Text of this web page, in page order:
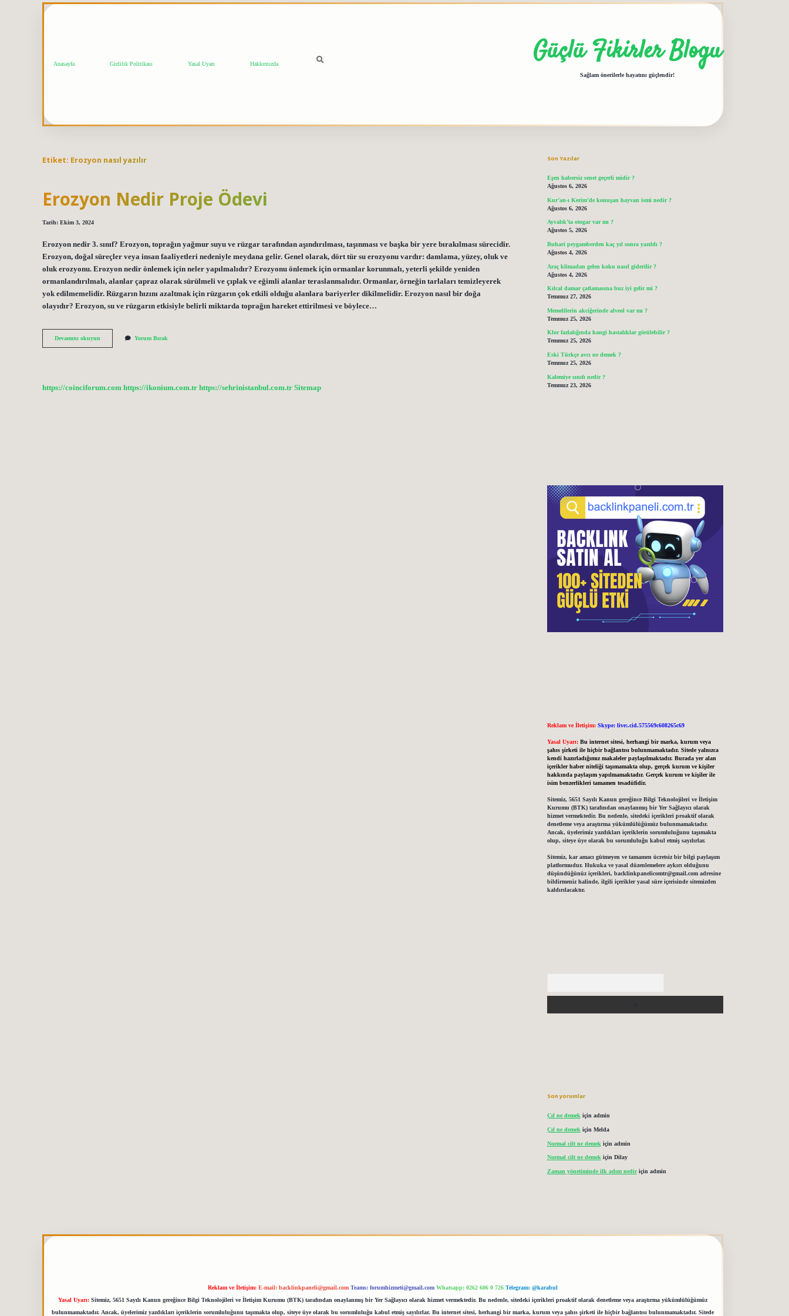
Anasayfa Gizlilik Politikası Yasal Uyarı Hakkımızda Güçlü Fikirler Blogu
Sağlam önerilerle hayatını güçlendir!
Etiket: Erozyon nasıl yazılır
Erozyon Nedir Proje Ödevi
Tarih: Ekim 3, 2024
Erozyon nedir 3. sınıf? Erozyon, toprağın yağmur suyu ve rüzgar tarafından aşındırılması, taşınması ve başka bir yere bırakılması sürecidir.
Erozyon, doğal süreçler veya insan faaliyetleri nedeniyle meydana gelir. Genel olarak, dört tür su erozyonu vardır: damlama, yüzey, oluk ve
oluk erozyonu. Erozyon nedir önlemek için neler yapılmalıdır? Erozyonu önlemek için ormanlar korunmalı, yeterli şekilde yeniden
ormanlandırılmalı, alanlar çapraz olarak sürülmeli ve çıplak ve eğimli alanlar teraslanmalıdır. Ormanlar, örneğin tarlaları temizleyerek
yok edilmemelidir. Rüzgarın hızını azaltmak için rüzgarın çok etkili olduğu alanlara bariyerler dikilmelidir. Erozyon nasıl bir doğa
olayıdır? Erozyon, su ve rüzgarın etkisiyle belirli miktarda toprağın hareket ettirilmesi ve böylece…
Devamını okuyun
Nedir
Yorum Bırak
https://coinciforum.com https://ikonium.com.tr https://sehrinistanbul.com.tr Sitemap
Son Yazılar
Eşen habersiz senet geçerli midir ?
Ağustos 6, 2026
Kur’an-ı Kerim’de konuşan hayvan ismi nedir ?
Ağustos 6, 2026
Ayvalık’ta otogar var mı ?
Ağustos 5, 2026
Buhari peygamberden kaç yıl sonra yazıldı ?
Ağustos 4, 2026
Araç klimadan gelen koku nasıl giderilir ?
Ağustos 4, 2026
Kılcal damar çatlamasına buz iyi gelir mi ?
Temmuz 27, 2026
Memelilerin akciğerinde alveol var mı ?
Temmuz 25, 2026
Klor fazlalığında hangi hastalıklar görülebilir ?
Temmuz 25, 2026
Eski Türkçe avcı ne demek ?
Temmuz 25, 2026
Kalemiye sınıfı nedir ?
Temmuz 23, 2026
Reklam ve İletişim: Skype: live:.cid.575569c608265c69
Yasal Uyarı: Bu internet sitesi, herhangi bir marka, kurum veya
şahıs şirketi ile hiçbir bağlantısı bulunmamaktadır. Sitede yalnızca
kendi hazırladığımız makaleler paylaşılmaktadır. Burada yer alan
içerikler haber niteliği taşımamakta olup, gerçek kurum ve kişiler
hakkında paylaşım yapılmamaktadır. Gerçek kurum ve kişiler ile
isim benzerlikleri tamamen tesadüfidir.
Sitemiz, 5651 Sayılı Kanun gereğince Bilgi Teknolojileri ve İletişim
Kurumu (BTK) tarafından onaylanmış bir Yer Sağlayıcı olarak
hizmet vermektedir. Bu nedenle, sitedeki içerikleri proaktif olarak
denetleme veya araştırma yükümlülüğümüz bulunmamaktadır.
Ancak, üyelerimiz yazdıkları içeriklerin sorumluluğunu taşımakta
olup, siteye üye olarak bu sorumluluğu kabul etmiş sayılırlar.
Sitemiz, kar amacı gütmeyen ve tamamen ücretsiz bir bilgi paylaşım
platformudur. Hukuka ve yasal düzenlemelere aykırı olduğunu
düşündüğünüz içerikleri, backlinkpanelicomtr@gmail.comadresine
bildirmeniz halinde, ilgili içerikler yasal süre içerisinde sitemizden
kaldırılacaktır.
Son yorumlar
Çıl ne demekiçin admin
Çıl ne demek için Melda
Normal cilt ne demek için admin
Normal cilt ne demek için Dilay
Zaman yönetiminde ilk adım nediriçin admin
Reklam ve İletişim: E-mail: backlinkpaneli@gmail.com Teams: forumhizmeti@gmail.com Whatsapp: 0262 606 0 726 Telegram: @karabul
Yasal Uyarı: Sitemiz, 5651 Sayılı Kanun gereğince Bilgi Teknolojileri ve İletişim Kurumu (BTK) tarafından onaylanmış bir Yer Sağlayıcı olarak hizmet vermektedir. Bu nedenle, sitedeki içerikleri proaktif olarak denetleme veya araştırma yükümlülüğümüz
bulunmamaktadır. Ancak, üyelerimiz yazdıkları içeriklerin sorumluluğunu taşımakta olup, siteye üye olarak bu sorumluluğu kabul etmiş sayılırlar. Bu internet sitesi, herhangi bir marka, kurum veya şahıs şirketi ile hiçbir bağlantısı bulunmamaktadır. Sitede